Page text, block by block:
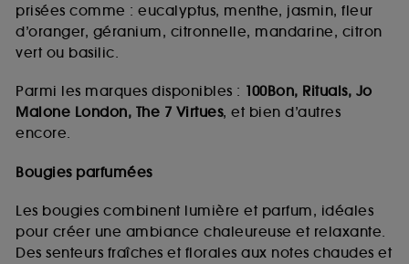
prisées comme : eucalyptus, menthe, jasmin, fleur
d’oranger, géranium, citronnelle, mandarine, citron
vert ou basilic.
Parmi les marques disponibles : 100Bon, Rituals, Jo
Malone London, The 7 Virtues, et bien d’autres
encore.
Bougies parfumées
Les bougies combinent lumière et parfum, idéales
pour créer une ambiance chaleureuse et relaxante.
Des senteurs fraîches et florales aux notes chaudes et